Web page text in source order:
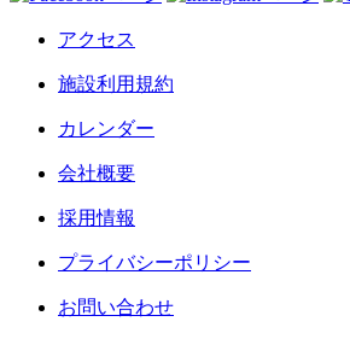
アクセス
施設利用規約
カレンダー
会社概要
採用情報
プライバシーポリシー
お問い合わせ